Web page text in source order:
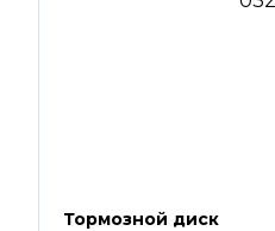
Тормозной диск